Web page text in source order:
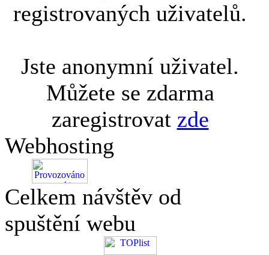
registrovaných uživatelů.
Jste anonymní uživatel.
Můžete se zdarma
zaregistrovat zde
Webhosting
Celkem návštěv od
spuštění webu